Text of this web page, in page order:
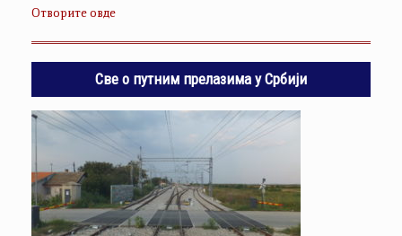
Отворите овде
Све о путним прелазима у Србији